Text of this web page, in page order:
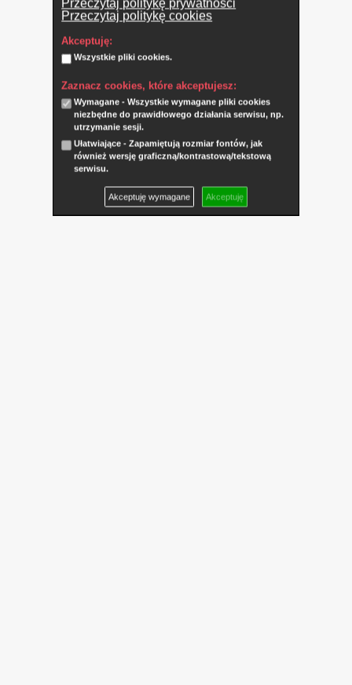
Przeczytaj politykę prywatności
Przeczytaj politykę cookies
Akceptuję:
Wszystkie pliki cookies.
Zaznacz cookies, które akceptujesz:
Wymagane - Wszystkie wymagane pliki cookies
niezbędne do prawidłowego działania serwisu, np.
utrzymanie sesji.
Ułatwiające - Zapamiętują rozmiar fontów, jak
również wersję graficzną/kontrastową/tekstową
serwisu.
Akceptuję wymagane Akceptuję